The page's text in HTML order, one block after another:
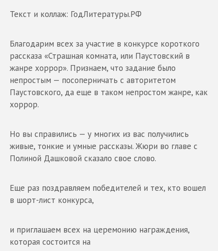
Текст и коллаж: ГодЛитературы.РФ
Благодарим всех за участие в конкурсе короткого
рассказа «Страшная комната, или Паустовский в
жанре хоррор». Признаем, что задание было
непростым — посоперничать с авторитетом
Паустовского, да еще в таком непростом жанре, как
хоррор.
Но вы справились — у многих из вас получились
живые, тонкие и умные рассказы. Жюри во главе с
Полиной Дашковой сказало свое слово.
Еще раз поздравляем победителей и тех, кто вошел
в шорт-лист конкурса,
и приглашаем всех на церемонию награждения,
которая состоится на